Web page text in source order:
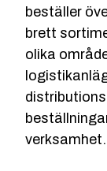
beställer
brett
olika
verksamhet.